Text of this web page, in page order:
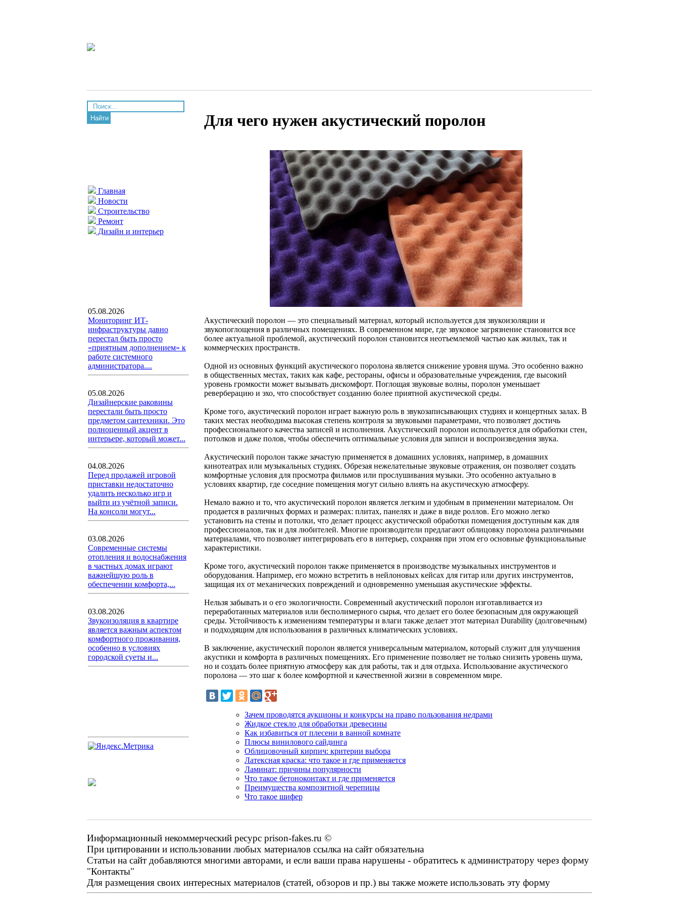
Найти
Главная
Новости
Строительство
Ремонт
Дизайн и интерьер
05.08.2026
Мониторинг ИТ-
инфраструктуры давно
перестал быть просто
«приятным дополнением» к
работе системного
администратора....
05.08.2026
Дизайнерские раковины
перестали быть просто
предметом сантехники. Это
полноценный акцент в
интерьере, который может...
04.08.2026
Перед продажей игровой
приставки недостаточно
удалить несколько игр и
выйти из учётной записи.
На консоли могут...
03.08.2026
Современные системы
отопления и водоснабжения
в частных домах играют
важнейшую роль в
обеспечении комфорта,...
03.08.2026
Звукоизоляция в квартире
является важным аспектом
комфортного проживания,
особенно в условиях
городской суеты и...
Для чего нужен акустический поролон
Акустический поролон — это специальный материал, который используется для звукоизоляции и
звукопоглощения в различных помещениях. В современном мире, где звуковое загрязнение становится все
более актуальной проблемой, акустический поролон становится неотъемлемой частью как жилых, так и
коммерческих пространств.
Одной из основных функций акустического поролона является снижение уровня шума. Это особенно важно
в общественных местах, таких как кафе, рестораны, офисы и образовательные учреждения, где высокий
уровень громкости может вызывать дискомфорт. Поглощая звуковые волны, поролон уменьшает
реверберацию и эхо, что способствует созданию более приятной акустической среды.
Кроме того, акустический поролон играет важную роль в звукозаписывающих студиях и концертных залах. В
таких местах необходима высокая степень контроля за звуковыми параметрами, что позволяет достичь
профессионального качества записей и исполнения. Акустический поролон используется для обработки стен,
потолков и даже полов, чтобы обеспечить оптимальные условия для записи и воспроизведения звука.
Акустический поролон также зачастую применяется в домашних условиях, например, в домашних
кинотеатрах или музыкальных студиях. Обрезая нежелательные звуковые отражения, он позволяет создать
комфортные условия для просмотра фильмов или прослушивания музыки. Это особенно актуально в
условиях квартир, где соседние помещения могут сильно влиять на акустическую атмосферу.
Немало важно и то, что акустический поролон является легким и удобным в применении материалом. Он
продается в различных формах и размерах: плитах, панелях и даже в виде роллов. Его можно легко
установить на стены и потолки, что делает процесс акустической обработки помещения доступным как для
профессионалов, так и для любителей. Многие производители предлагают облицовку поролона различными
материалами, что позволяет интегрировать его в интерьер, сохраняя при этом его основные функциональные
характеристики.
Кроме того, акустический поролон также применяется в производстве музыкальных инструментов и
оборудования. Например, его можно встретить в нейлоновых кейсах для гитар или других инструментов,
защищая их от механических повреждений и одновременно уменьшая акустические эффекты.
Нельзя забывать и о его экологичности. Современный акустический поролон изготавливается из
переработанных материалов или бесполимерного сырья, что делает его более безопасным для окружающей
среды. Устойчивость к изменениям температуры и влаги также делает этот материал Durability (долговечным)
и подходящим для использования в различных климатических условиях.
В заключение, акустический поролон является универсальным материалом, который служит для улучшения
акустики и комфорта в различных помещениях. Его применение позволяет не только снизить уровень шума,
но и создать более приятную атмосферу как для работы, так и для отдыха. Использование акустического
поролона — это шаг к более комфортной и качественной жизни в современном мире.
Зачем проводятся аукционы и конкурсы на право пользования недрами
Жидкое стекло для обработки древесины
Как избавиться от плесени в ванной комнате
Плюсы винилового сайдинга
Облицовочный кирпич: критерии выбора
Латексная краска: что такое и где применяется
Ламинат: причины популярности
Что такое бетоноконтакт и где применяется
Преимущества композитной черепицы
Что такое шифер
Информационный некоммерческий ресурс prison-fakes.ru ©
При цитировании и использовании любых материалов ссылка на сайт обязательна
Статьи на сайт добавляются многими авторами, и если ваши права нарушены - обратитесь к администратору через форму
"Контакты"
Для размещения своих интересных материалов (статей, обзоров и пр.) вы также можете использовать эту форму